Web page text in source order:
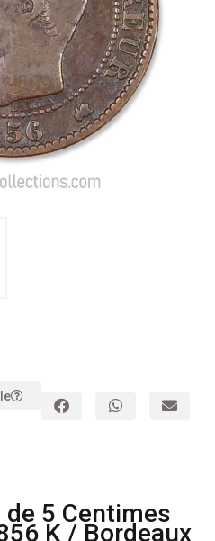
de 5 Centimes
K / Bordeaux